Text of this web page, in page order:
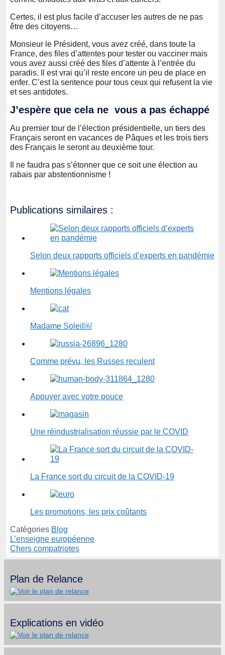
Certes, il est plus facile d’accuser les autres de ne pas
être des citoyens…
Monsieur le Président, vous avez créé, dans toute la
France, des files d’attentes pour tester ou vacciner mais
vous avez aussi créé des files d’attente à l’entrée du
paradis. Il est vrai qu’il reste encore un peu de place en
enfer. C’est la sentence pour tous ceux qui refusent la vie
et ses antidotes.
J’espère que cela ne vous a pas échappé
Au premier tour de l’élection présidentielle, un tiers des
Français seront en vacances de Pâques et les trois tiers
des Français le seront au deuxième tour.
Il ne faudra pas s’étonner que ce soit une élection au
rabais par abstentionnisme !
Publications similaires :
Selon deux rapports officiels d’experts en pandémie
Mentions légales
Madame Soleil￼
Comme prévu, les Russes reculent
Appuyer avec votre pouce
Une réindustrialisation réussie par le COVID
La France sort du circuit de la COVID-19
Les promotions, les prix coûtants
Catégories Blog
L’enseigne européenne
Chers compatriotes
Plan de Relance
Explications en vidéo